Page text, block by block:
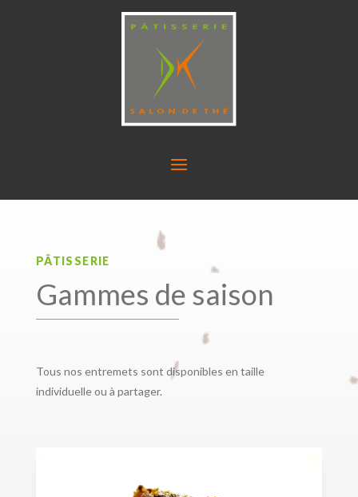
PÂTISSERIE
Gammes de saison
Tous nos entremets sont disponibles en taille
individuelle ou à partager.